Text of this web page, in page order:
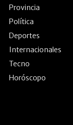
Provincia
Política
Deportes
Internacionales
Tecno
Horóscopo